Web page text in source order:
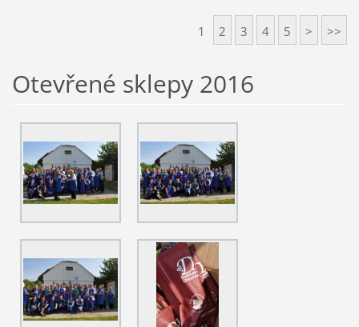
1 2 3 4 5 > >>
Otevřené sklepy 2016